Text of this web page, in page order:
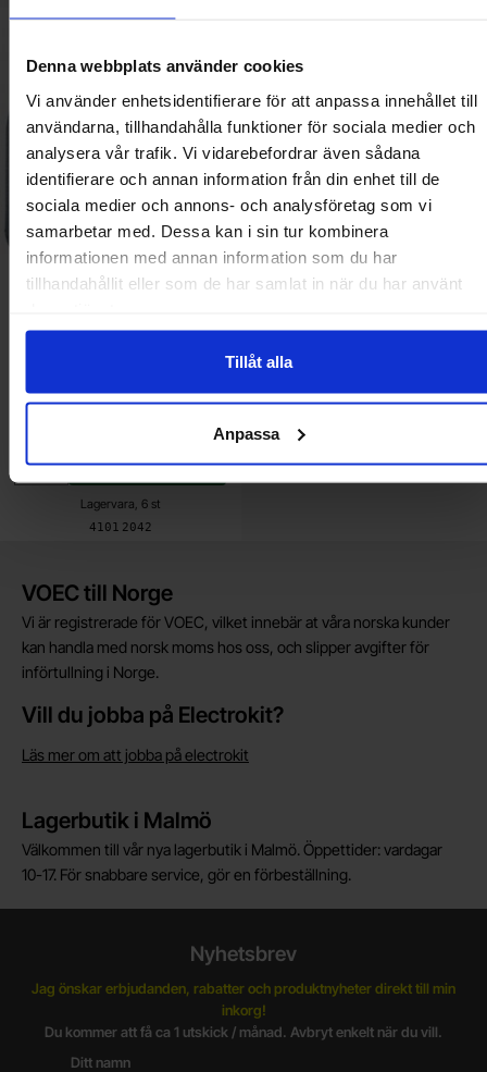
Denna webbplats använder cookies
Vi använder enhetsidentifierare för att anpassa innehållet till
användarna, tillhandahålla funktioner för sociala medier och
analysera vår trafik. Vi vidarebefordrar även sådana
identifierare och annan information från din enhet till de
sociala medier och annons- och analysföretag som vi
samarbetar med. Dessa kan i sin tur kombinera
informationen med annan information som du har
tillhandahållit eller som de har samlat in när du har använt
Tillåt alla
Anpassa
Art. nr
4101 2042
Lagervara, 6 st
44.25 SEK
Köp
10 - 24 st
53.10 SEK
25 -tillst 44.25 SEK
Kort allmän information
VOEC till Norge
Vi är registrerade för VOEC, vilket innebär at våra norska kunder
kan handla med norsk moms hos oss, och slipper avgifter för
införtullning i Norge.
Vill du jobba på Electrokit?
Läs mer om att jobba på electrokit
Lagerbutik i Malmö
Välkommen till vår nya lagerbutik i Malmö. Öppettider: vardagar
10-17. För snabbare service, gör en förbeställning.
Nyhetsbrev
Jag önskar erbjudanden, rabatter och produktnyheter direkt till min
inkorg!
Du kommer att få ca 1 utskick / månad. Avbryt enkelt när du vill.
Ditt namn